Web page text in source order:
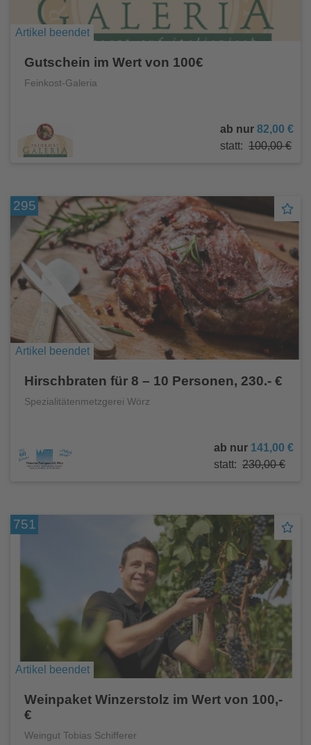
Artikel beendet
Gutschein im Wert von 100€
Feinkost-Galeria
ab nur 82,00 €
statt: 100,00 €
295
Artikel beendet
Hirschbraten für 8 – 10 Personen, 230.- €
Spezialitätenmetzgerei Wörz
ab nur 141,00 €
statt: 230,00 €
751
Artikel beendet
Weinpaket Winzerstolz im Wert von 100,-
€
Weingut Tobias Schifferer